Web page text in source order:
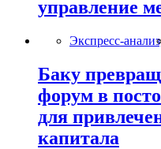
управление
Экспресс-
Баку
форум в
для
капитала